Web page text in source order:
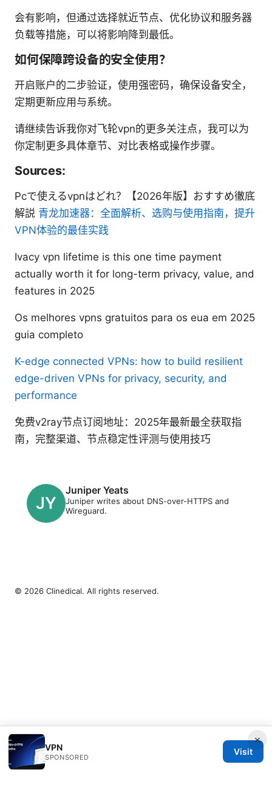
会有影响，但通过选择就近节点、优化协议和服务器
负载等措施，可以将影响降到最低。
如何保障跨设备的安全使用？
开启账户的二步验证，使用强密码，确保设备安全，
定期更新应用与系统。
请继续告诉我你对飞轮vpn的更多关注点，我可以为
你定制更多具体章节、对比表格或操作步骤。
Sources:
Pcで使えるvpnはどれ？【2026年版】おすすめ徹底
解説 青龙加速器：全面解析、选购与使用指南，提升
VPN体验的最佳实践
Ivacy vpn lifetime is this one time payment
actually worth it for long-term privacy, value, and
features in 2025
Os melhores vpns gratuitos para os eua em 2025
guia completo
K-edge connected VPNs: how to build resilient
edge-driven VPNs for privacy, security, and
performance
免费v2ray节点订阅地址：2025年最新最全获取指
南，完整渠道、节点稳定性评测与使用技巧
Juniper Yeats
Juniper writes about DNS-over-HTTPS and
Wireguard.
×
VPN
SPONSORED
Visit
© 2026 Clinedical. All rights reserved.